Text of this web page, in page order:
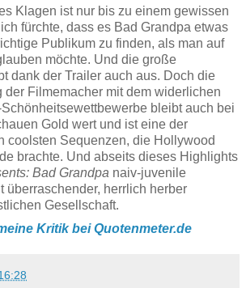
Klagen ist nur bis zu einem gewissen
fürchte, dass es Bad Grandpa etwas
Publikum zu finden, als man auf
möchte. Und die große
dank der Trailer auch aus. Doch die
der Filmemacher mit dem widerlichen
bleibt auch bei
Gold wert und ist eine der
coolsten Sequenzen, die Hollywood
brachte. Und abseits dieses Highlights
Bad Grandpa naiv-juvenile
überraschender, herrlich herber
Gesellschaft.
Kritik bei Quotenmeter.de